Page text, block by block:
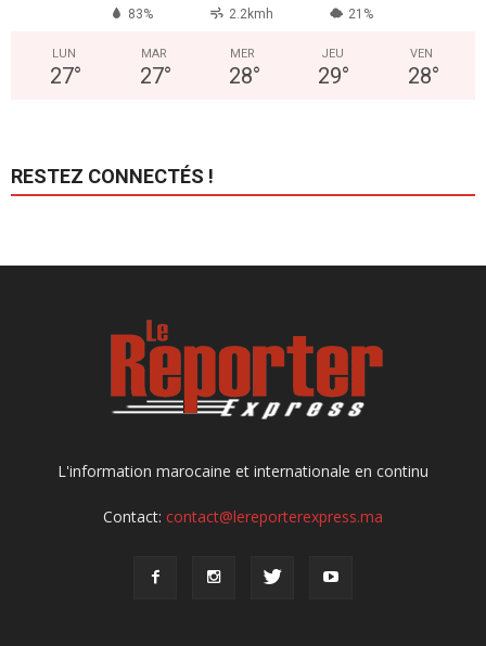
83% 2.2kmh 21%
LUN
27°
MAR
27°
MER
28°
JEU
29°
VEN
28°
RESTEZ CONNECTÉS !
L'information marocaine et internationale en continu
Contact: contact@lereporterexpress.ma